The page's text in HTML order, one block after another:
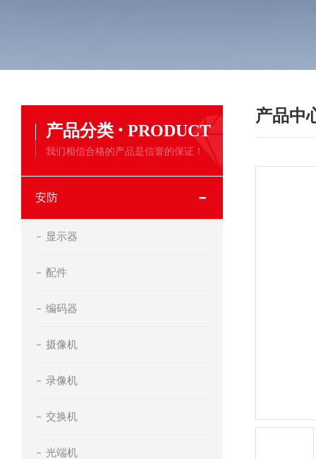
产品分类 · PRODUCT
我们相信合格的产品是信誉的保证！
安防
显示器
配件
编码器
摄像机
录像机
交换机
光端机
产品中